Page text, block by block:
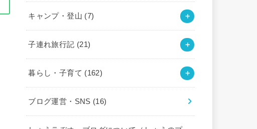
キャンプ・登山 (7)
子連れ旅行記 (21)
暮らし・子育て (162)
ブログ運営・SNS (16)